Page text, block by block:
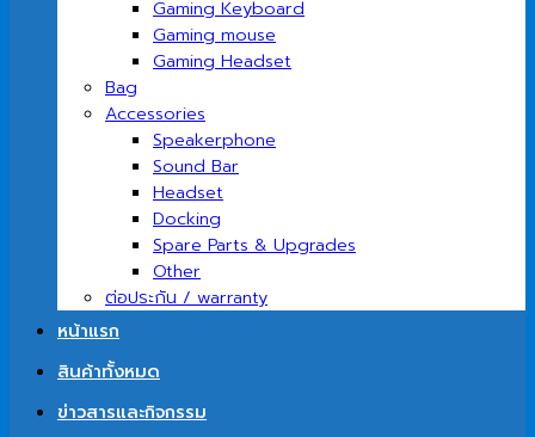
Gaming Keyboard
Gaming mouse
Gaming Headset
Bag
Accessories
Speakerphone
Sound Bar
Headset
Docking
Spare Parts & Upgrades
Other
ต่อประกัน / warranty
หน้าแรก
สินค้าทั้งหมด
ข่าวสารและกิจกรรม